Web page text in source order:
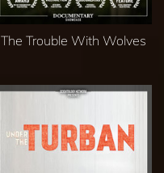
The Trouble With Wolves